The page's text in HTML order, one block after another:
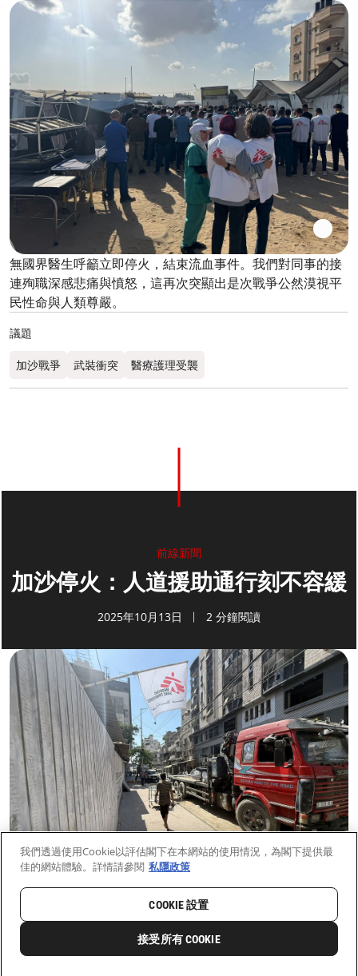
27 分享
無國界醫生呼籲立即停火，結束流血事件。我們對同事的接
連殉職深感悲痛與憤怒，這再次突顯出是次戰爭公然漠視平
民性命與人類尊嚴。
議題
加沙戰爭 武裝衝突 醫療護理受襲
前線新聞
加沙停火：人道援助通行刻不容緩
2025年10月13日 2 分鐘閱讀
首頁最新動向前線新聞與故事
我們透過使用Cookie以評估閣下在本網站的使用情況，為閣下提供最
佳的網站體驗。詳情請參閱 私隱政策
COOKIE 設置
接受所有 COOKIE